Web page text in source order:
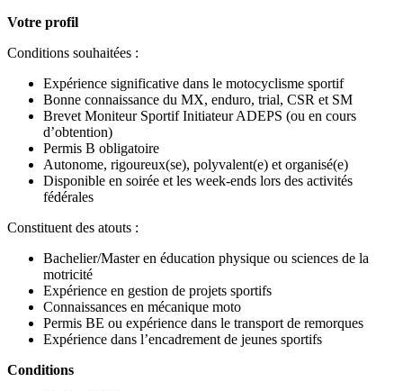
Votre profil
Conditions souhaitées :
Expérience significative dans le motocyclisme sportif
Bonne connaissance du MX, enduro, trial, CSR et SM
Brevet Moniteur Sportif Initiateur ADEPS (ou en cours
d’obtention)
Permis B obligatoire
Autonome, rigoureux(se), polyvalent(e) et organisé(e)
Disponible en soirée et les week-ends lors des activités
fédérales
Constituent des atouts :
Bachelier/Master en éducation physique ou sciences de la
motricité
Expérience en gestion de projets sportifs
Connaissances en mécanique moto
Permis BE ou expérience dans le transport de remorques
Expérience dans l’encadrement de jeunes sportifs
Conditions